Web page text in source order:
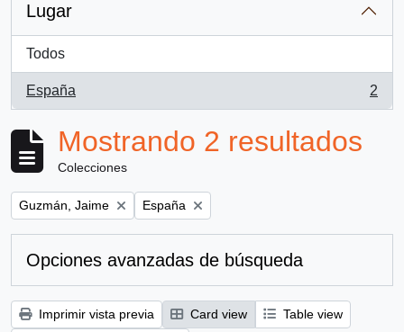
Lugar
Todos
España
, 2 resultados
2
Mostrando 2 resultados
Colecciones
Remove filter:
Guzmán, Jaime Remove filter:
España
Opciones avanzadas de búsqueda
Imprimir vista previa Card view
Table view